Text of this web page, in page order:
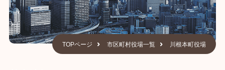
TOPページ 市区町村役場一覧 川根本町役場